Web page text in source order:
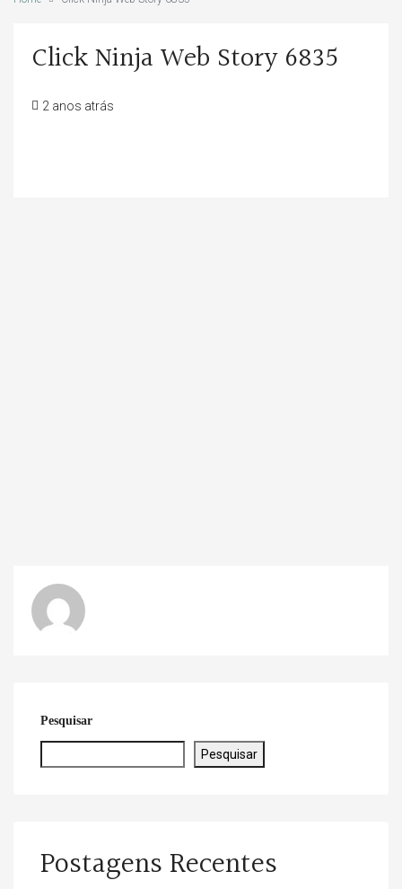
Click Ninja Web Story 6835
2 anos atrás
Pesquisar
Pesquisar
Postagens Recentes